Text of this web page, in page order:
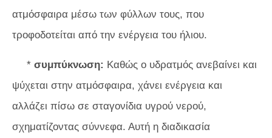
ατμόσφαιρα μέσω των φύλλων τους, που
τροφοδοτείται από την ενέργεια του ήλιου.
* συμπύκνωση: Καθώς ο υδρατμός ανεβαίνει και
ψύχεται στην ατμόσφαιρα, χάνει ενέργεια και
αλλάζει πίσω σε σταγονίδια υγρού νερού,
σχηματίζοντας σύννεφα. Αυτή η διαδικασία